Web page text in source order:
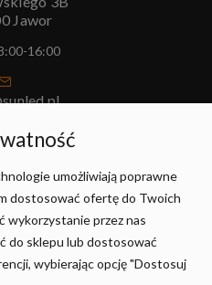
Jawor
16:00
128 561
umożliwiają poprawne
dostosować ofertę do Twoich
wykorzystanie przez nas
do sklepu lub dostosować
wybierając opcję "Dostosuj